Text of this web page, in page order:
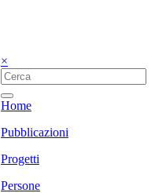
×
Home
Pubblicazioni
Progetti
Persone